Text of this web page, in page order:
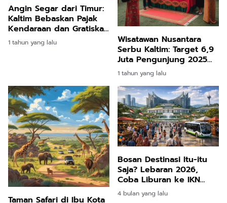
Angin Segar dari Timur:
Kaltim Bebaskan Pajak
Kendaraan dan Gratiskan
Destinasi Wisata, Ini
Penjelasan Lengkap
1 tahun yang lalu
Wisatawan Nusantara
Serbu Kaltim: Target 6,9
Juta Pengunjung 2025
Diyakini Tercapai, Ini
Strategi dan Daya
Tariknya
1 tahun yang lalu
Taman Safari di Ibu Kota
Bosan Destinasi Itu-itu
Saja? Lebaran 2026,
Coba Liburan ke IKN
Nusantara: Destinasi Baru
yang Siap Sambut
4 bulan yang lalu